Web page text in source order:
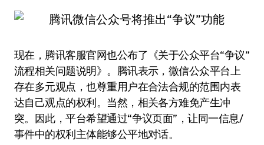
现在，腾讯客服官网也公布了《关于公众平台“争议”
流程相关问题说明》。腾讯表示，微信公众平台上
存在多元观点，也尊重用户在合法合规的范围内表
达自己观点的权利。当然，相关各方难免产生冲
突。因此，平台希望通过“争议页面”，让同一信息/
事件中的权利主体能够公平地对话。